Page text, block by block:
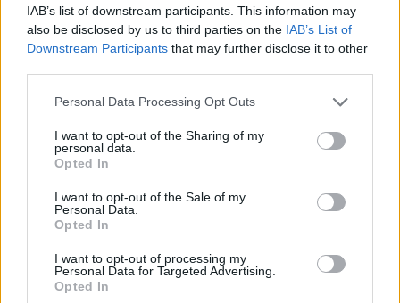
IAB’s list of downstream participants. This information may
also be disclosed by us to third parties on the IAB’s List of
Downstream Participants that may further disclose it to other
Personal Data Processing Opt Outs
I want to opt-out of the Sharing of my
personal data.
Opted In
I want to opt-out of the Sale of my
Personal Data.
Opted In
I want to opt-out of processing my
Personal Data for Targeted Advertising.
Opted In
Controcampo cambia valletta
13/09/2009
Lippi felice «Lì Alberto potrà
crescere»
06/08/2009